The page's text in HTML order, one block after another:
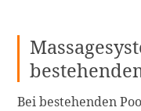
Bei bestehenden